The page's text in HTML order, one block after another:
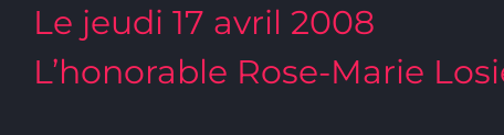
Le jeudi 17 avril 2008
L’honorable Rose-Marie